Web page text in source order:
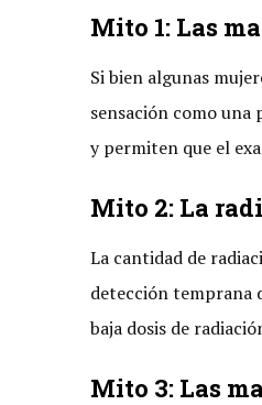
Mito 1: Las
Si bien algunas
sensación como
y permiten que el
Mito 2: La
La cantidad de
detección temprana
baja dosis de
Mito 3: Las